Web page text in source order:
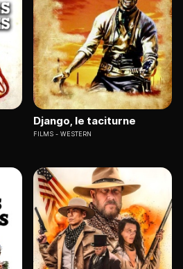
Django, le taciturne
FILMS WESTERN